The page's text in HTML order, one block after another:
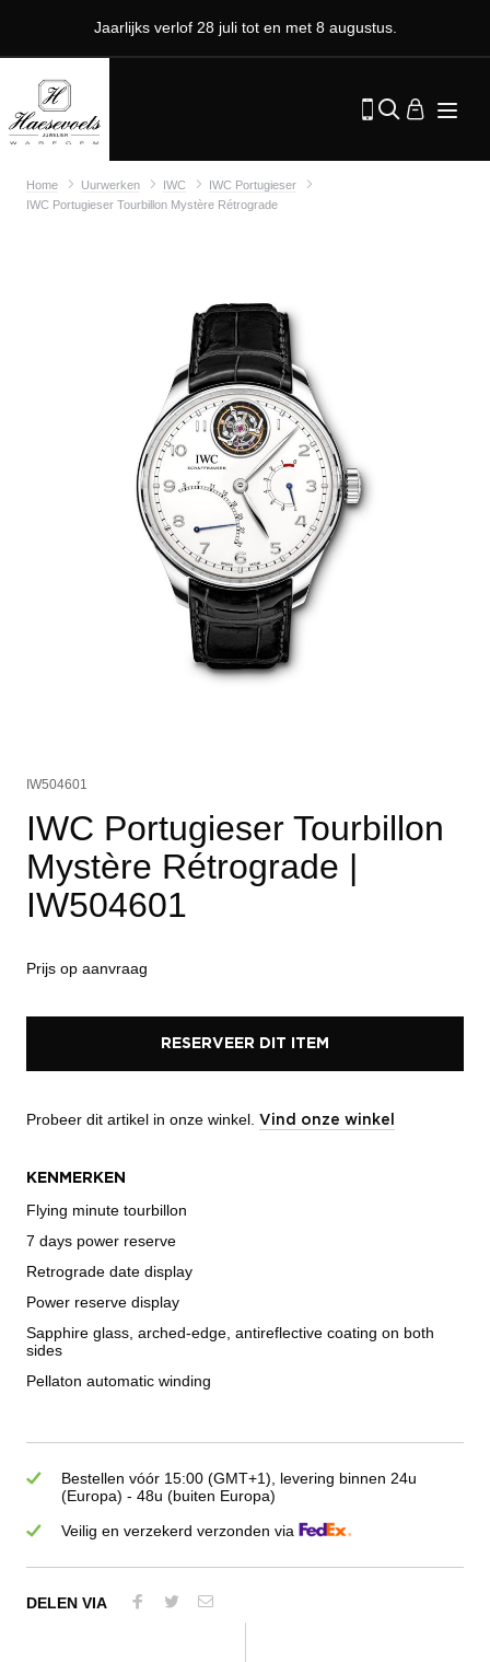
Jaarlijks verlof 28 juli tot en met 8 augustus.
Home Uurwerken IWC
IWC Portugieser
IWC Portugieser Tourbillon Mystère Rétrograde
IW504601
IWC Portugieser Tourbillon
Mystère Rétrograde |
IW504601
Prijs op aanvraag
RESERVEER DIT ITEM
Probeer dit artikel in onze winkel. Vind onze winkel
KENMERKEN
Flying minute tourbillon
7 days power reserve
Retrograde date display
Power reserve display
Sapphire glass, arched-edge, antireflective coating on both
sides
Pellaton automatic winding
Bestellen vóór 15:00 (GMT+1), levering binnen 24u
(Europa) - 48u (buiten Europa)
Veilig en verzekerd verzonden via
DELEN VIA